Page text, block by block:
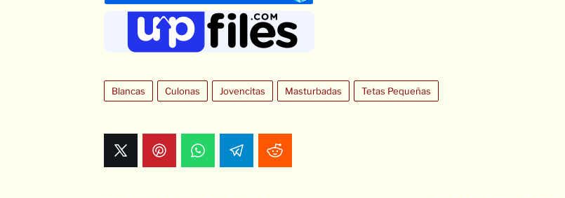
Blancas Culonas Jovencitas Masturbadas Tetas Pequeñas